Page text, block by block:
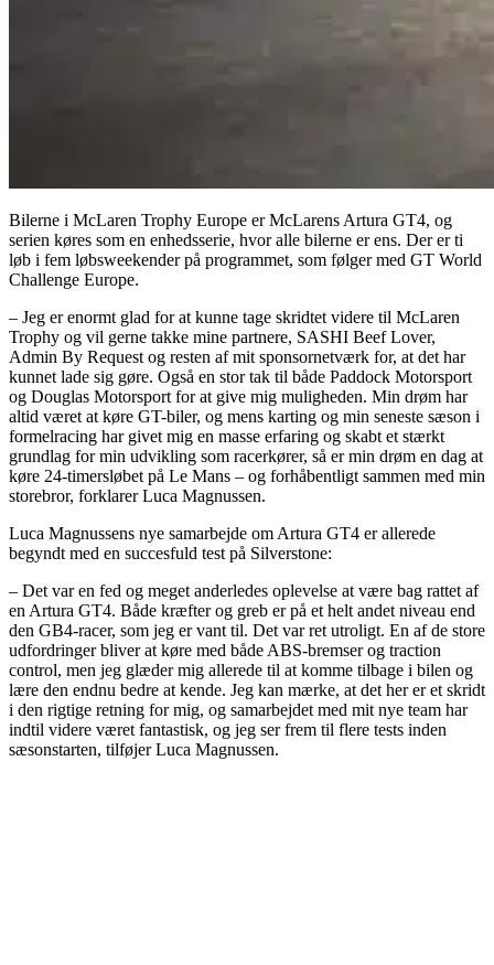
Bilerne i McLaren Trophy Europe er McLarens Artura GT4, og
serien køres som en enhedsserie, hvor alle bilerne er ens. Der er ti
løb i fem løbsweekender på programmet, som følger med GT World
Challenge Europe.
– Jeg er enormt glad for at kunne tage skridtet videre til McLaren
Trophy og vil gerne takke mine partnere, SASHI Beef Lover,
Admin By Request og resten af mit sponsornetværk for, at det har
kunnet lade sig gøre. Også en stor tak til både Paddock Motorsport
og Douglas Motorsport for at give mig muligheden. Min drøm har
altid været at køre GT-biler, og mens karting og min seneste sæson i
formelracing har givet mig en masse erfaring og skabt et stærkt
grundlag for min udvikling som racerkører, så er min drøm en dag at
køre 24-timersløbet på Le Mans – og forhåbentligt sammen med min
storebror, forklarer Luca Magnussen.
Luca Magnussens nye samarbejde om Artura GT4 er allerede
begyndt med en succesfuld test på Silverstone:
– Det var en fed og meget anderledes oplevelse at være bag rattet af
en Artura GT4. Både kræfter og greb er på et helt andet niveau end
den GB4-racer, som jeg er vant til. Det var ret utroligt. En af de store
udfordringer bliver at køre med både ABS-bremser og traction
control, men jeg glæder mig allerede til at komme tilbage i bilen og
lære den endnu bedre at kende. Jeg kan mærke, at det her er et skridt
i den rigtige retning for mig, og samarbejdet med mit nye team har
indtil videre været fantastisk, og jeg ser frem til flere tests inden
sæsonstarten, tilføjer Luca Magnussen.